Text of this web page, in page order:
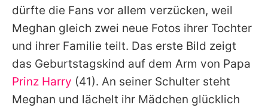
Redaktionelle Richtlinien
Impressum
Datenschutzerklärung
Nutzungsbedingungen
dürfte die Fans vor allem verzücken, weil
Meghan gleich zwei neue Fotos ihrer Tochter
und ihrer Familie teilt. Das erste Bild zeigt
das Geburtstagskind auf dem Arm von Papa
Prinz Harry (41). An seiner Schulter steht
Meghan und lächelt ihr Mädchen glücklich